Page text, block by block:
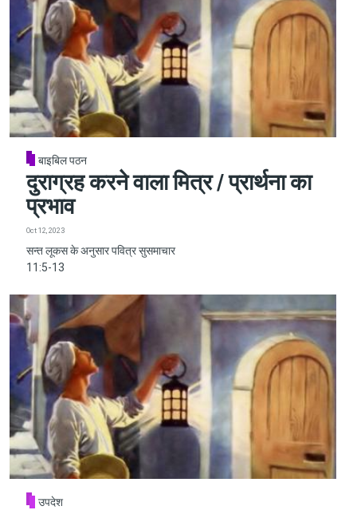
बाइबिल पठन
दुराग्रह करने वाला मित्र / प्रार्थना का
प्रभाव
Oct 12, 2023
सन्त लूकस के अनुसार पवित्र सुसमाचार
11:5-13
उपदेश